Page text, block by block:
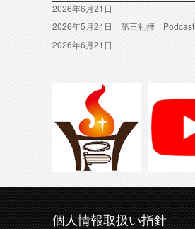
2026年6月21日
2026年5月24日 第三礼拝 Podcast
2026年6月21日
個人情報取扱い指針